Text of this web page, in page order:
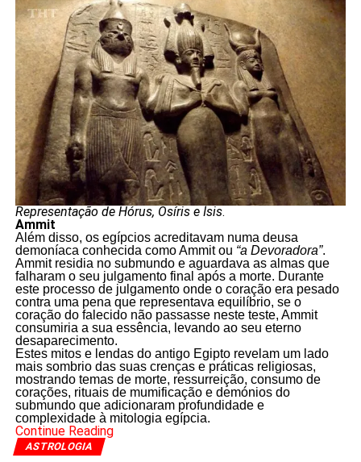
Representação de Hórus, Osíris e Ísis.
Ammit
Além disso, os egípcios acreditavam numa deusa
demoníaca conhecida como Ammit ou “a Devoradora”.
Ammit residia no submundo e aguardava as almas que
falharam o seu julgamento final após a morte. Durante
este processo de julgamento onde o coração era pesado
contra uma pena que representava equilíbrio, se o
coração do falecido não passasse neste teste, Ammit
consumiria a sua essência, levando ao seu eterno
desaparecimento.
Estes mitos e lendas do antigo Egipto revelam um lado
mais sombrio das suas crenças e práticas religiosas,
mostrando temas de morte, ressurreição, consumo de
corações, rituais de mumificação e demónios do
submundo que adicionaram profundidade e
complexidade à mitologia egípcia.
Continue Reading
ASTROLOGIA